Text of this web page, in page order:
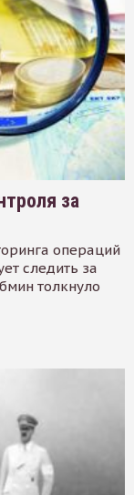
за
операций
следить за
толкнуло